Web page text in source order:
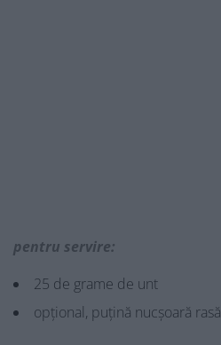
pentru servire:
25 de grame de unt
opțional, puțină nucșoară rasă